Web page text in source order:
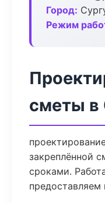
Город:
Режим
сметы в
закреплённой
сроками.
предоставляем